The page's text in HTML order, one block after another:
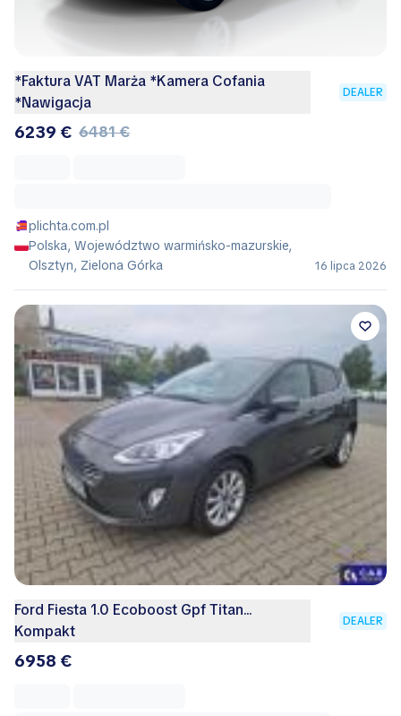
*Faktura VAT Marża *Kamera Cofania
*Nawigacja
DEALER
6239 € 6481 €
plichta.com.pl
Polska, Województwo warmińsko-mazurskie,
Olsztyn, Zielona Górka
16 lipca 2026
Ford Fiesta 1.0 Ecoboost Gpf Titan...
Kompakt
DEALER
6958 €